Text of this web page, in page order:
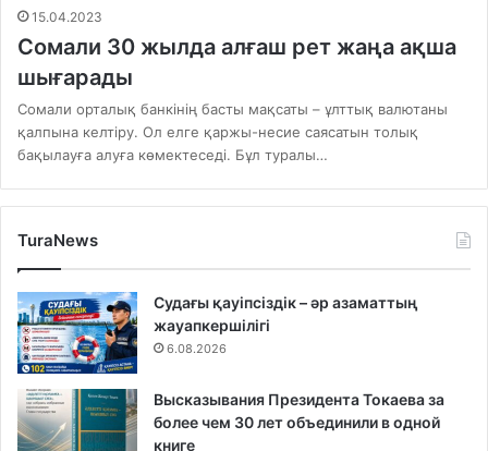
15.04.2023
Сомали 30 жылда алғаш рет жаңа ақша
шығарады
Сомали орталық банкінің басты мақсаты – ұлттық валютаны
қалпына келтіру. Ол елге қаржы-несие саясатын толық
бақылауға алуға көмектеседі. Бұл туралы…
TuraNews
Судағы қауіпсіздік – әр азаматтың
жауапкершілігі
6.08.2026
Высказывания Президента Токаева за
более чем 30 лет объединили в одной
книге